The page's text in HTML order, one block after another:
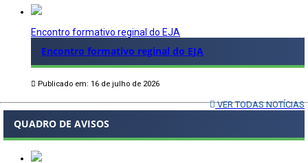
Encontro formativo reginal do EJA
Encontro formativo reginal do EJA
Publicado em: 16 de julho de 2026
VER TODAS NOTÍCIAS
QUADRO DE AVISOS